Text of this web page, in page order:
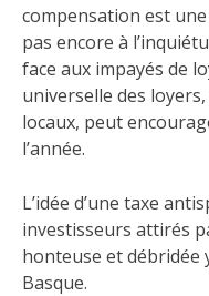
compensation est
pas encore à
face aux impayés de
universelle des
locaux, peut
l’année.
L’idée d’une taxe
investisseurs attirés
honteuse et débridée
Basque.